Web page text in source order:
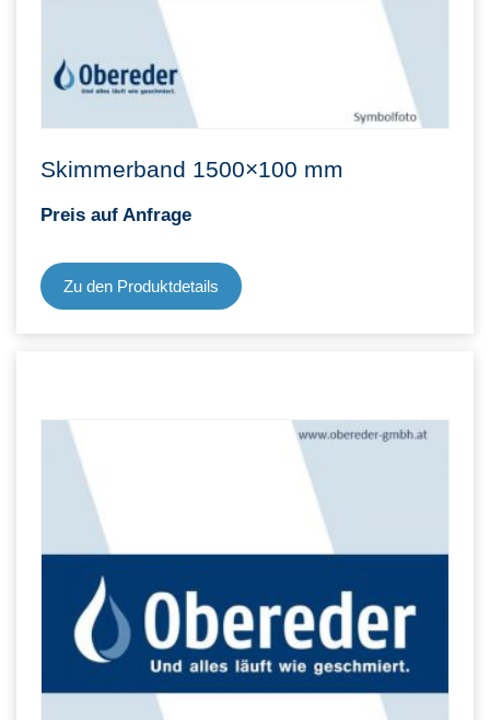
Skimmerband 1500×100 mm
Preis auf Anfrage
Zu den Produktdetails